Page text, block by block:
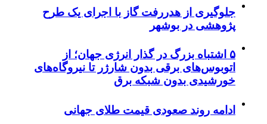
جلوگیری از هدررفت گاز با اجرای یک طرح
پژوهشی در بوشهر
۵ اشتباه بزرگ در گذار انرژی جهان؛ از
اتوبوس‌های برقی بدون شارژر تا نیروگاه‌های
خورشیدی بدون شبکه برق
ادامه روند صعودی قیمت طلای جهانی